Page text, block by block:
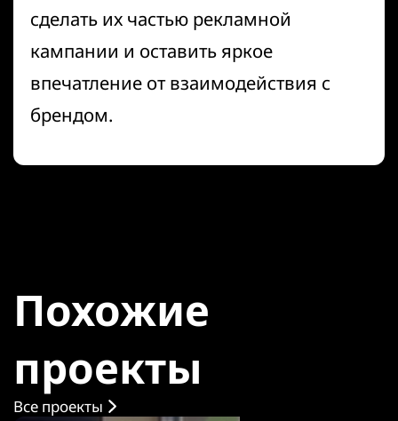
сделать их частью рекламной
кампании и оставить яркое
впечатление от взаимодействия с
брендом.
Похожие
проекты
Все проекты